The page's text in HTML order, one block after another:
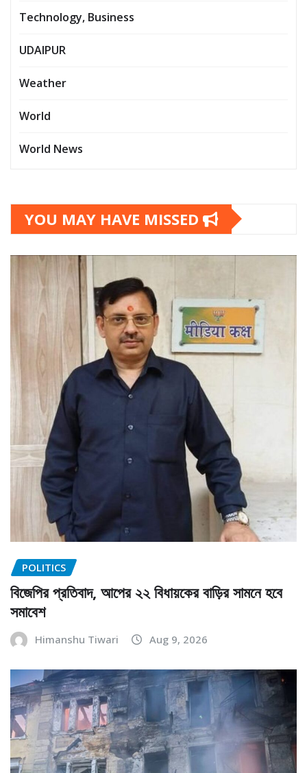
Technology, Business
UDAIPUR
Weather
World
World News
YOU MAY HAVE MISSED
POLITICS
বিজেপির প্রতিবাদ, আপের ২২ বিধায়কের বাড়ির সামনে হবে
সমাবেশ
Himanshu Tiwari Aug 9, 2026